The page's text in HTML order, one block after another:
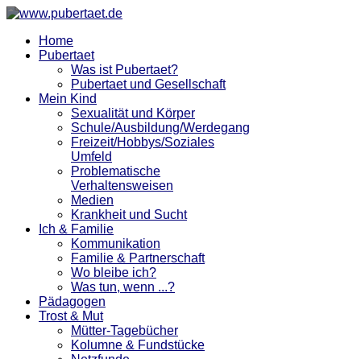
Home
Pubertaet
Was ist Pubertaet?
Pubertaet und Gesellschaft
Mein Kind
Sexualität und Körper
Schule/Ausbildung/Werdegang
Freizeit/Hobbys/Soziales
Umfeld
Problematische
Verhaltensweisen
Medien
Krankheit und Sucht
Ich & Familie
Kommunikation
Familie & Partnerschaft
Wo bleibe ich?
Was tun, wenn ...?
Pädagogen
Trost & Mut
Mütter-Tagebücher
Kolumne & Fundstücke